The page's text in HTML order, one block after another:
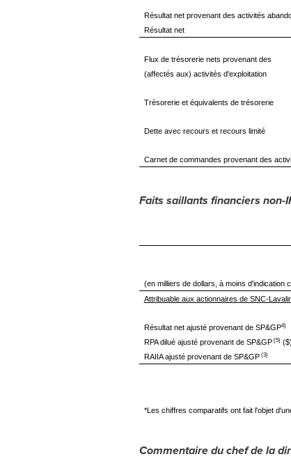
Résultat net provenant des activités
Résultat net
Flux de trésorerie nets provenant des
(affectés aux) activités d'exploitation
Trésorerie et équivalents de trésorerie
Dette avec recours et recours limité
Carnet de commandes provenant des
Faits saillants financiers non-
(en milliers de dollars, à moins d'indication
Attribuable aux actionnaires de SNC-
Résultat net ajusté provenant de SP&GP4)
RPA dilué ajusté provenant de SP&GP(5)($)
RAIIA ajusté provenant de SP&GP(3)
*Les chiffres comparatifs ont fait l'objet
Commentaire du chef de la